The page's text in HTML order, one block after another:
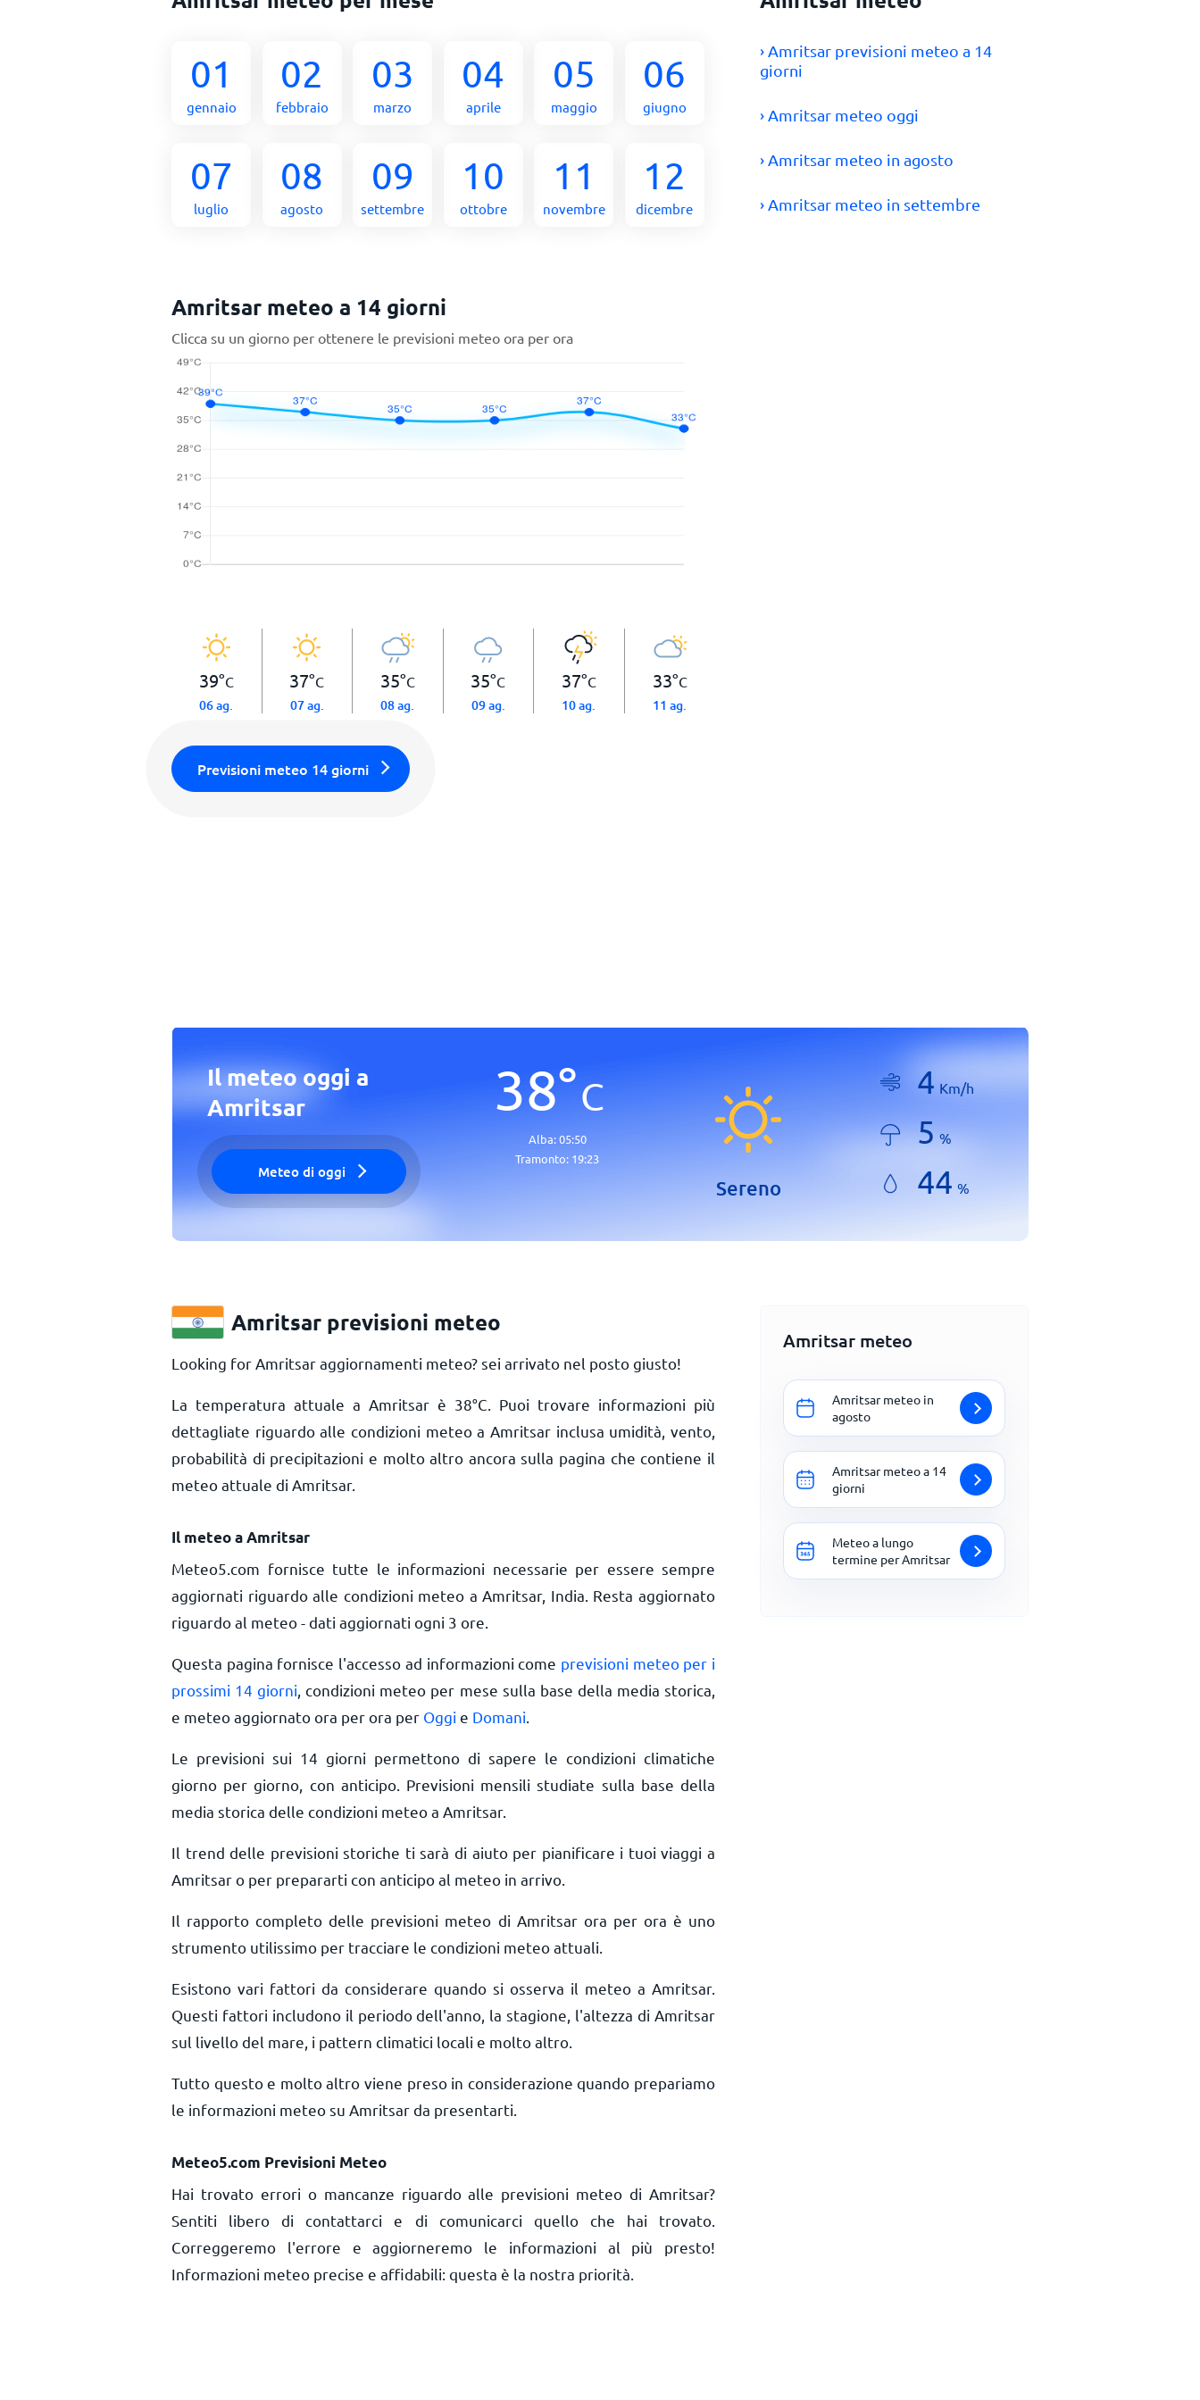
01
gennaio
02
febbraio
03
marzo
04
aprile
05
maggio
06
giugno
07
luglio
08
agosto
09
settembre
10
ottobre
11
novembre
12
dicembre
› Amritsar previsioni meteo a 14
giorni
› Amritsar meteo oggi
› Amritsar meteo in agosto
› Amritsar meteo in settembre
Amritsar meteo a 14 giorni
Clicca su un giorno per ottenere le previsioni meteo ora per ora
39°C
06 ag.
37°C
07 ag.
35°C
08 ag.
35°C
09 ag.
37°C
10 ag.
33°C
11 ag.
Previsioni meteo 14 giorni
Il meteo oggi a
Amritsar
Meteo di oggi
38°C
Alba:05:50
Tramonto: 19:23
Sereno
4 Km/h
5 %
44 %
Amritsar previsioni meteo
Looking for Amritsar aggiornamenti meteo? sei arrivato nel posto giusto!
La temperatura attuale a Amritsar è 38°C . Puoi trovare informazioni più
dettagliate riguardo alle condizioni meteo a Amritsar inclusa umidità, vento,
probabilità di precipitazioni e molto altro ancora sulla pagina che contiene il
meteo attuale di Amritsar.
Il meteo a Amritsar
Meteo5.com fornisce tutte le informazioni necessarie per essere sempre
aggiornati riguardo alle condizioni meteo a Amritsar, India. Resta aggiornato
riguardo al meteo - dati aggiornati ogni 3 ore.
Questa pagina fornisce l'accesso ad informazioni come previsioni meteo per i
prossimi 14 giorni , condizioni meteo per mese sulla base della media storica,
e meteo aggiornato ora per ora per Oggi e Domani
Le previsioni sui 14 giorni permettono di sapere le condizioni climatiche
giorno per giorno, con anticipo. Previsioni mensili studiate sulla base della
media storica delle condizioni meteo a Amritsar.
Il trend delle previsioni storiche ti sarà di aiuto per pianificare i tuoi viaggi a
Amritsar o per prepararti con anticipo al meteo in arrivo.
Il rapporto completo delle previsioni meteo di Amritsar ora per ora è uno
strumento utilissimo per tracciare le condizioni meteo attuali.
Esistono vari fattori da considerare quando si osserva il meteo a Amritsar.
Questi fattori includono il periodo dell'anno, la stagione, l'altezza di Amritsar
sul livello del mare, i pattern climatici locali e molto altro.
Tutto questo e molto altro viene preso in considerazione quando prepariamo
le informazioni meteo su Amritsar da presentarti.
Meteo5.com Previsioni Meteo
Hai trovato errori o mancanze riguardo alle previsioni meteo di Amritsar?
Sentiti libero di contattarci e di comunicarci quello che hai trovato.
Correggeremo l'errore e aggiorneremo le informazioni al più presto!
Informazioni meteo precise e affidabili: questa è la nostra priorità.
Amritsar meteo
Amritsar meteo in
agosto
Amritsar meteo a 14
giorni
Meteo a lungo
termine per Amritsar